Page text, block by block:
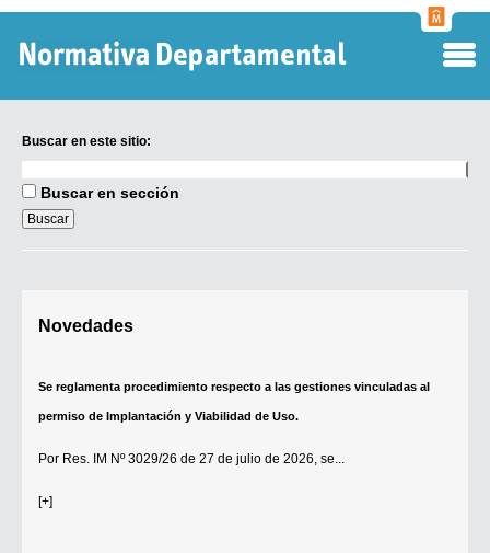
Buscar en este sitio:
en
sitio:
Buscar en sección
Novedades
Se reglamenta procedimiento respecto a las gestiones vinculadas al
permiso de Implantación y Viabilidad de Uso.
Por Res. IM Nº 3029/26 de 27 de julio de 2026, se...
[+]